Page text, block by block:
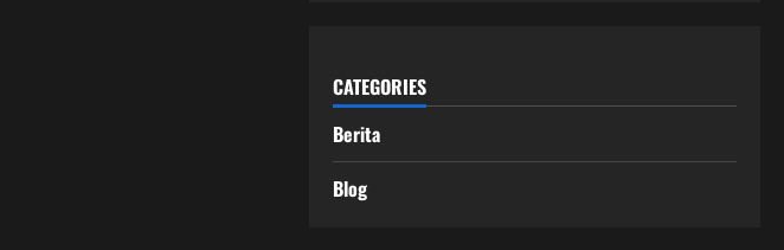
CATEGORIES
Berita
Blog